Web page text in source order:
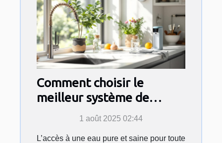
Comment choisir le
meilleur système de
traitement de l'eau pour
1 août 2025 02:44
L’accès à une eau pure et saine pour toute